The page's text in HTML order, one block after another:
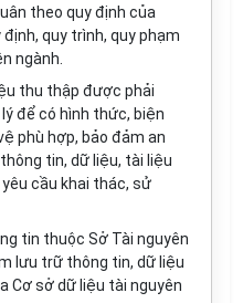
theo quy định của
quy trình, quy phạm
ngành.
thu thập được phải
để có hình thức, biện
phù hợp, bảo đảm an
tin, dữ liệu, tài liệu
cầu khai thác, sử
tin thuộc Sở Tài nguyên
lưu trữ thông tin, dữ liệu
Cơ sở dữ liệu tài nguyên